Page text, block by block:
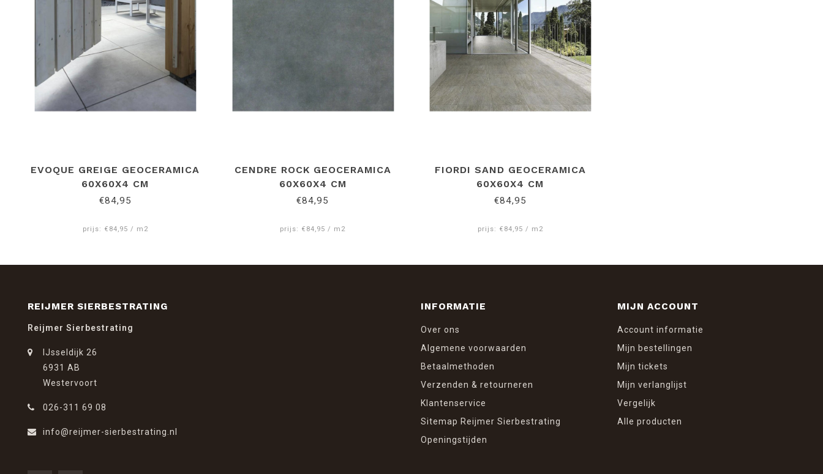
EVOQUE GREIGE GEOCERAMICA
60X60X4 CM
€84,95
prijs: €84,95 / m2
CENDRE ROCK GEOCERAMICA
60X60X4 CM
€84,95
prijs: €84,95 / m2
FIORDI SAND GEOCERAMICA
60X60X4 CM
€84,95
prijs: €84,95 / m2
REIJMER SIERBESTRATING
Reijmer Sierbestrating
IJsseldijk 26
6931 AB
Westervoort
026-311 69 08
info@reijmer-sierbestrating.nl
INFORMATIE
Over ons
Algemene voorwaarden
Betaalmethoden
Verzenden & retourneren
Klantenservice
Sitemap Reijmer Sierbestrating
Openingstijden
MIJN ACCOUNT
Account informatie
Mijn bestellingen
Mijn tickets
Mijn verlanglijst
Vergelijk
Alle producten